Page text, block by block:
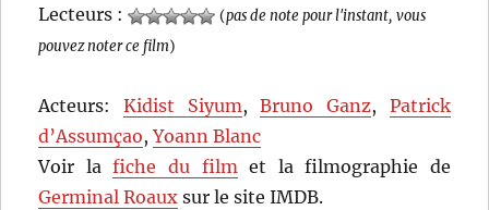
Lecteurs : (pas de note pour l'instant, vous
pouvez noter ce film)
Acteurs: Kidist Siyum,Bruno Ganz, Patrick
d’Assumçao,Yoann Blanc
Voir lafiche du filmet la filmographie de
Germinal Roaux sur le site IMDB.